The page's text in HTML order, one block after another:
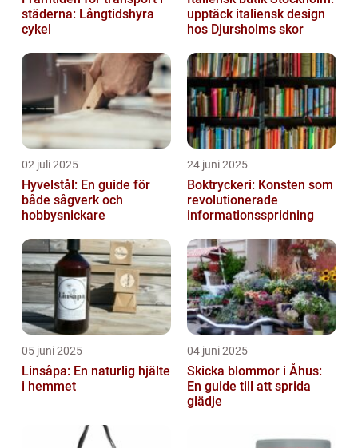
städerna: Långtidshyra
cykel
upptäck italiensk design
hos Djursholms skor
02 juli 2025
Hyvelstål: En guide för
både sågverk och
hobbysnickare
24 juni 2025
Boktryckeri: Konsten som
revolutionerade
informationsspridning
05 juni 2025
Linsåpa: En naturlig hjälte
i hemmet
04 juni 2025
Skicka blommor i Åhus:
En guide till att sprida
glädje